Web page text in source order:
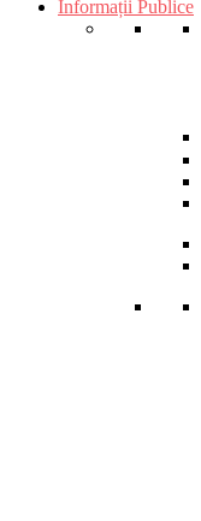
Informații Publice